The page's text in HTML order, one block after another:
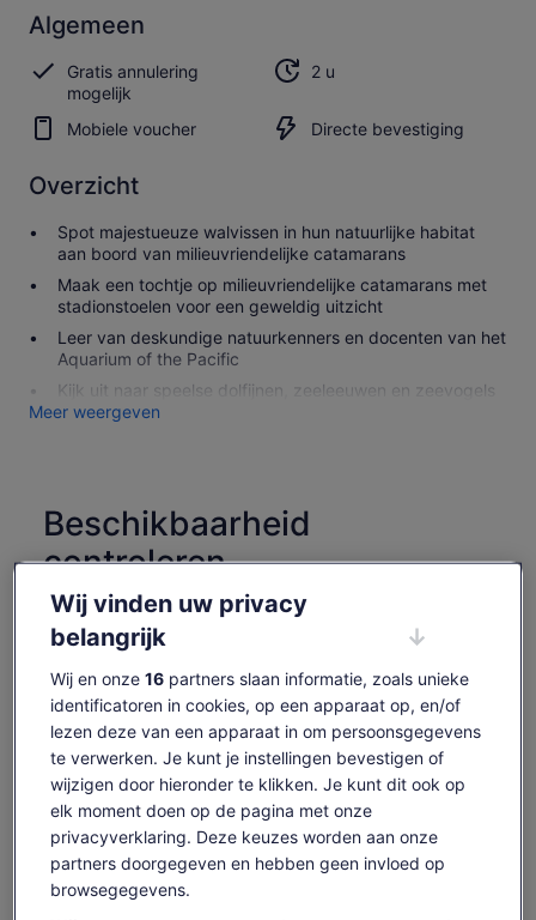
9.69.6 van 10
Uitzonderlijk
Alle 5
beoordelingen
GetYourGuide
bekijken
Algemeen
Gratis annulering
mogelijk
2 u
Mobiele voucher Directe bevestiging
Overzicht
Spot majestueuze walvissen in hun natuurlijke habitat
aan boord van milieuvriendelijke catamarans
Maak een tochtje op milieuvriendelijke catamarans met
stadionstoelen voor een geweldig uitzicht
Leer van deskundige natuurkenners en docenten van het
Aquarium of the Pacific
Kijk uit naar speelse dolfijnen, zeeleeuwen en zeevogels
Meer weergeven
Beschikbaarheid
controleren
Datums
vr. 7 aug - vr. 21 aug
Reizigers
1 volwassene
vr 7 aug.
€ 42
za 8 aug.
€ 42
zo 9 aug.
€ 42
ma 10 aug.
€ 42
De
prijs
€ 42
Content op deze pagina is mogelijk geproduceerd
door machinevertaling
Originele tekst bekijken (Engelstalig)
Wij vinden uw privacy
belangrijk
Wij en onze 16partners slaan informatie, zoals unieke
identificatoren in cookies, op een apparaat op, en/of
lezen deze van een apparaat in om persoonsgegevens
te verwerken. Je kunt je instellingen bevestigen of
wijzigen door hieronder te klikken. Je kunt dit ook op
elk moment doen op de pagina met onze
privacyverklaring. Deze keuzes worden aan onze
partners doorgegeven en hebben geen invloed op
browsegegevens.